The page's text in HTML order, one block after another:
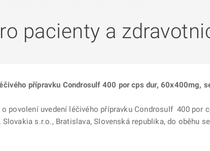
pacienty a
přípravku Condrosulf 400 por cps dur, 60x400mg,
povolení uvedení léčivého přípravku Condrosulf 400 por
s.r.o., Bratislava, Slovenská republika, do oběhu